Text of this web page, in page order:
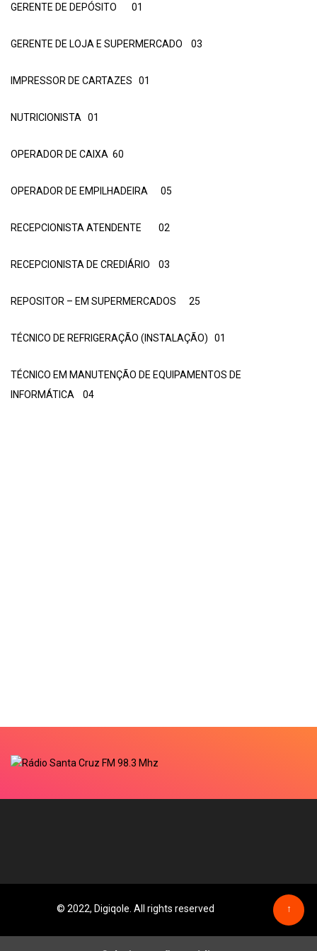
GERENTE DE DEPÓSITO 01
GERENTE DE LOJA E SUPERMERCADO 03
IMPRESSOR DE CARTAZES 01
NUTRICIONISTA 01
OPERADOR DE CAIXA 60
OPERADOR DE EMPILHADEIRA 05
RECEPCIONISTA ATENDENTE 02
RECEPCIONISTA DE CREDIÁRIO 03
REPOSITOR – EM SUPERMERCADOS 25
TÉCNICO DE REFRIGERAÇÃO (INSTALAÇÃO) 01
TÉCNICO EM MANUTENÇÃO DE EQUIPAMENTOS DE
INFORMÁTICA 04
© 2022, Digiqole. All rights reserved ↑